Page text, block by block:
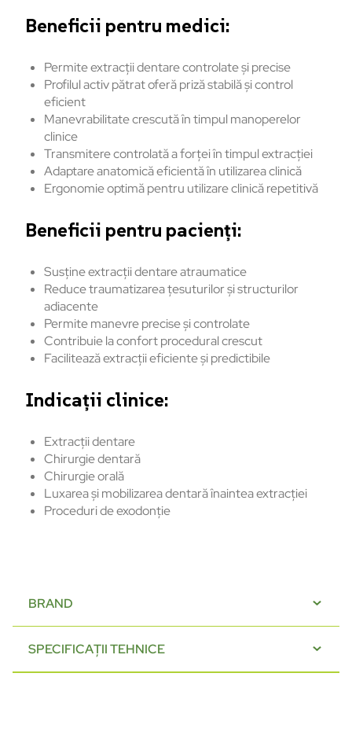
Beneficii pentru medici:
Permite extracții dentare controlate și precise
Profilul activ pătrat oferă priză stabilă și control
eficient
Manevrabilitate crescută în timpul manoperelor
clinice
Transmitere controlată a forței în timpul extracției
Adaptare anatomică eficientă în utilizarea clinică
Ergonomie optimă pentru utilizare clinică repetitivă
Beneficii pentru pacienți:
Susține extracții dentare atraumatice
Reduce traumatizarea țesuturilor și structurilor
adiacente
Permite manevre precise și controlate
Contribuie la confort procedural crescut
Facilitează extracții eficiente și predictibile
Indicații clinice:
Extracții dentare
Chirurgie dentară
Chirurgie orală
Luxarea și mobilizarea dentară înaintea extracției
Proceduri de exodonție
BRAND
SPECIFICAȚII TEHNICE